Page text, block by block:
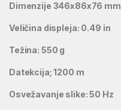
Dimenzije 346x86x76 mm
Veličina displeja: 0.49 in
Težina: 550 g
Datekcija; 1200 m
Osvežavanje slike: 50 Hz